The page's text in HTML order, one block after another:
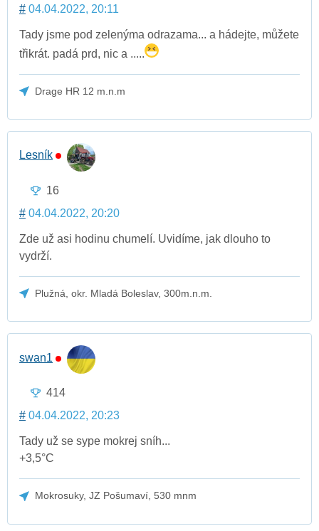
# 04.04.2022, 20:11
Tady jsme pod zelenýma odrazama... a hádejte, můžete
třikrát. padá prd, nic a .....
Drage HR 12 m.n.m
Lesník
16
# 04.04.2022, 20:20
Zde už asi hodinu chumelí. Uvidíme, jak dlouho to
vydrží.
Plužná, okr. Mladá Boleslav, 300m.n.m.
swan1
414
# 04.04.2022, 20:23
Tady už se sype mokrej sníh...
+3,5°C
Mokrosuky, JZ Pošumaví, 530 mnm